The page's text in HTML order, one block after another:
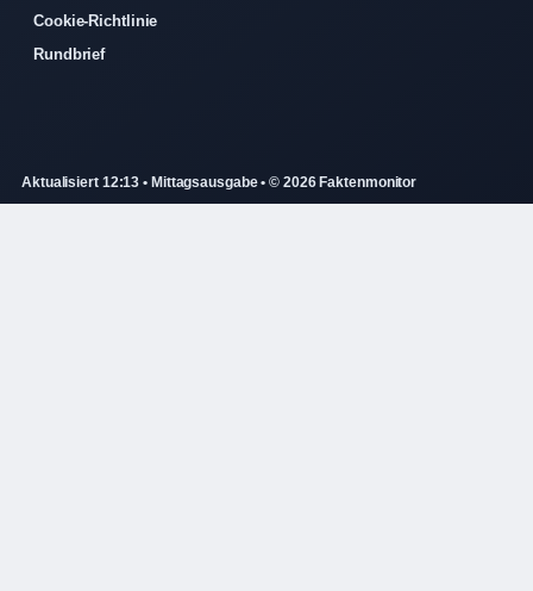
Cookie-Richtlinie
Rundbrief
Aktualisiert 12:13 • Mittagsausgabe • © 2026 Faktenmonitor